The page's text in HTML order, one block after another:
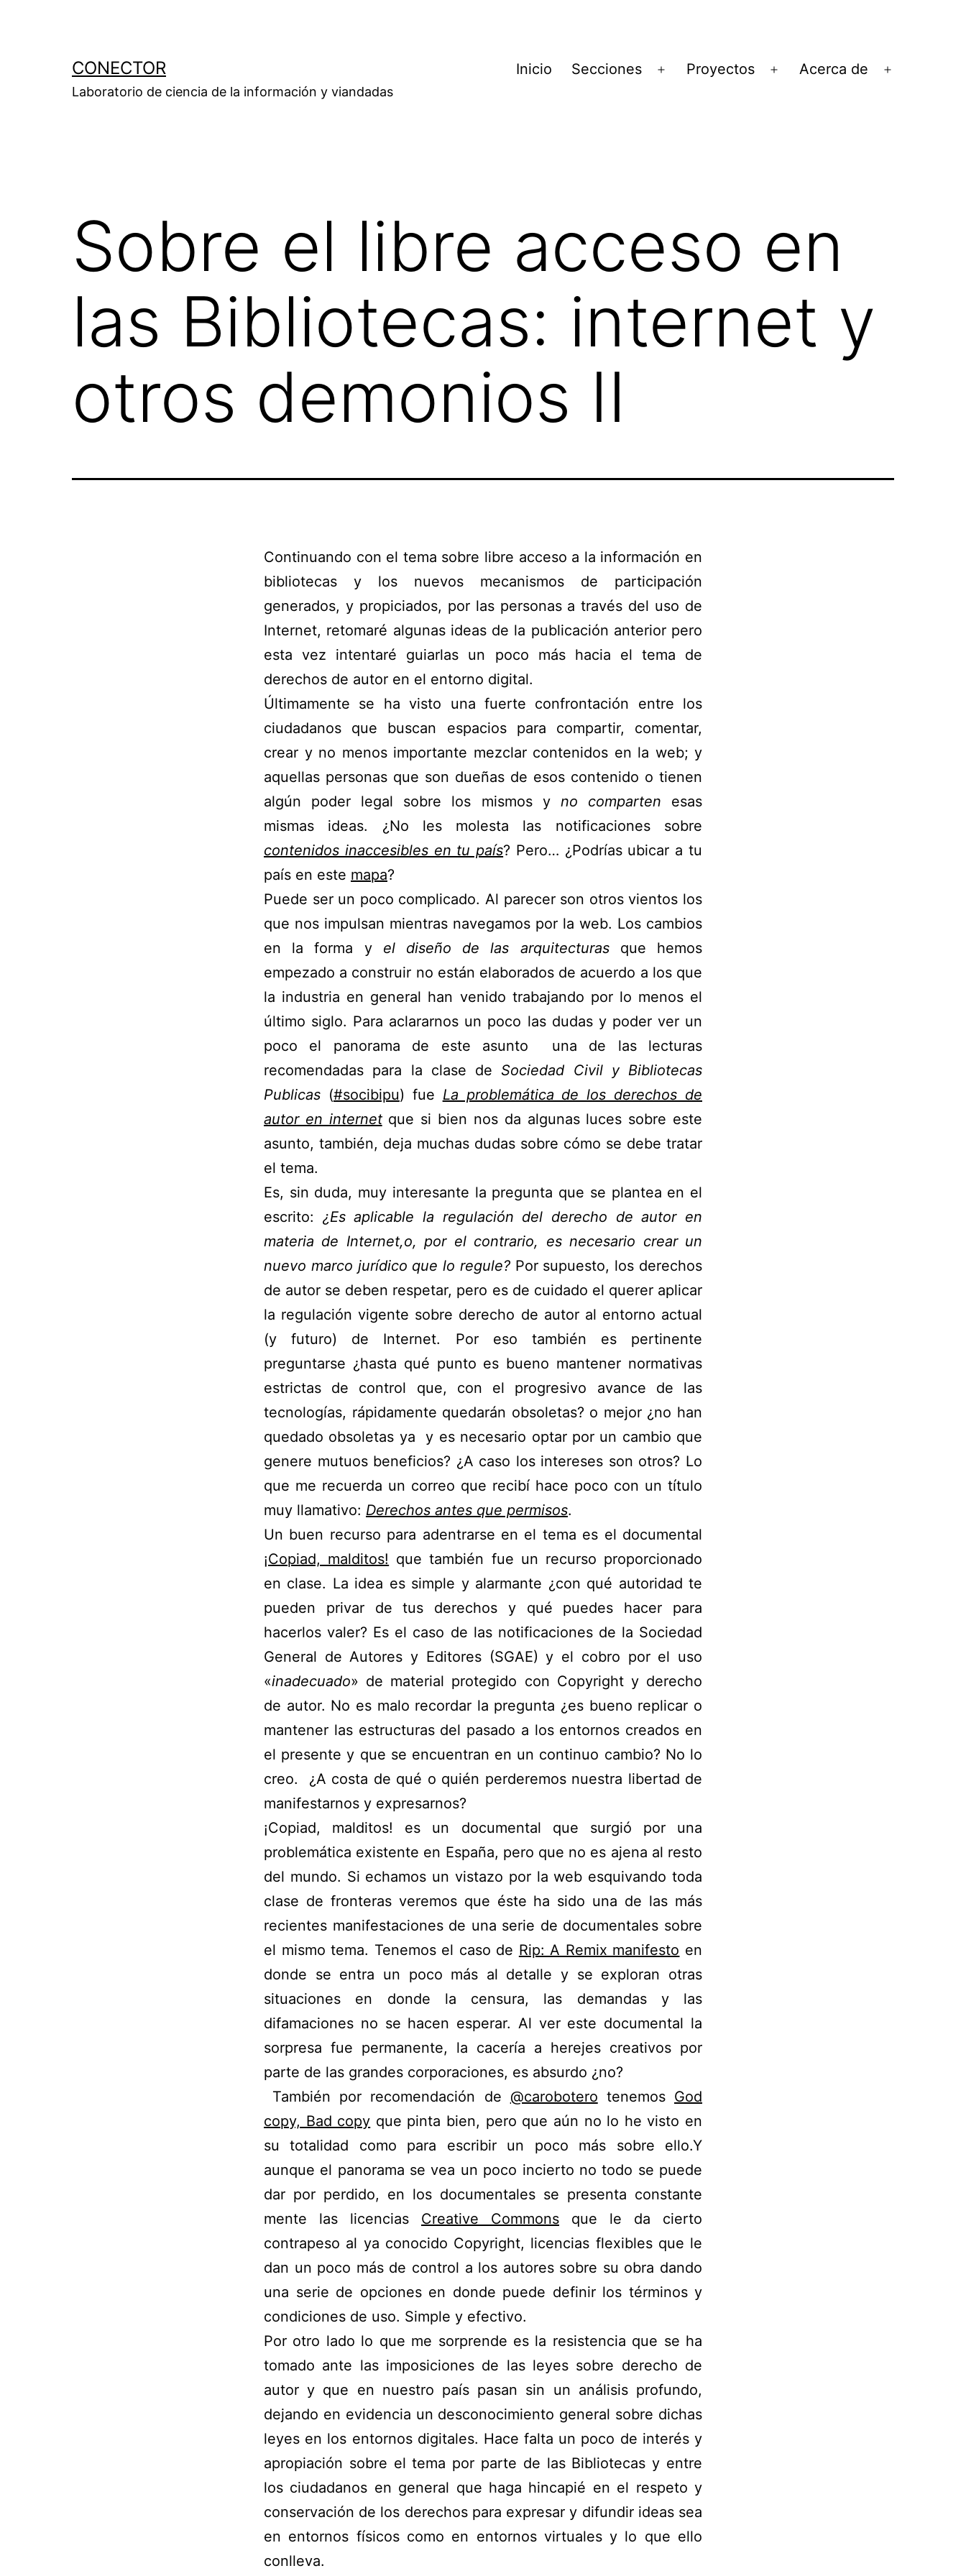
CONECTOR
Laboratorio de ciencia de la información y viandadas
Inicio Secciones
Abrir
Proyectos
Abrir
Acerca de
Sobre el libre acceso en
las Bibliotecas: internet y
otros demonios II
Continuando con el tema sobre libre acceso a la información en
bibliotecas y los nuevos mecanismos de participación
generados, y propiciados, por las personas a través del uso de
Internet, retomaré algunas ideas de la publicación anterior pero
esta vez intentaré guiarlas un poco más hacia el tema de
derechos de autor en el entorno digital.
Últimamente se ha visto una fuerte confrontación entre los
ciudadanos que buscan espacios para compartir, comentar,
crear y no menos importante mezclar contenidos en la web; y
aquellas personas que son dueñas de esos contenido o tienen
algún poder legal sobre los mismos y no comparten esas
mismas ideas. ¿No les molesta las notificaciones sobre
contenidos inaccesibles en tu país? Pero… ¿Podrías ubicar a tu
país en este mapa?
Puede ser un poco complicado. Al parecer son otros vientos los
que nos impulsan mientras navegamos por la web. Los cambios
en la forma y el diseño de las arquitecturasque hemos
empezado a construir no están elaborados de acuerdo a los que
la industria en general han venido trabajando por lo menos el
último siglo. Para aclararnos un poco las dudas y poder ver un
poco el panorama de este asunto una de las lecturas
recomendadas para la clase de Sociedad Civil y Bibliotecas
Publicas (#socibipu) fue La problemática de los derechos de
autor en internetque si bien nos da algunas luces sobre este
asunto, también, deja muchas dudas sobre cómo se debe tratar
el tema.
Es, sin duda, muy interesante la pregunta que se plantea en el
escrito: ¿Es aplicable la regulación del derecho de autor en
materia de Internet,o, por el contrario, es necesario crear un
nuevo marco jurídico que lo regule? Por supuesto, los derechos
de autor se deben respetar, pero es de cuidado el querer aplicar
la regulación vigente sobre derecho de autor al entorno actual
(y futuro) de Internet. Por eso también es pertinente
preguntarse ¿hasta qué punto es bueno mantener normativas
estrictas de control que, con el progresivo avance de las
tecnologías, rápidamente quedarán obsoletas? o mejor ¿no han
quedado obsoletas ya y es necesario optar por un cambio que
genere mutuos beneficios? ¿A caso los intereses son otros? Lo
que me recuerda un correo que recibí hace poco con un título
muy llamativo: Derechos antes que permisos.
Un buen recurso para adentrarse en el tema es el documental
¡Copiad, malditos! que también fue un recurso proporcionado
en clase. La idea es simple y alarmante ¿con qué autoridad te
pueden privar de tus derechos y qué puedes hacer para
hacerlos valer? Es el caso de las notificaciones de la Sociedad
General de Autores y Editores (SGAE) y el cobro por el uso
«inadecuado» de material protegido con Copyright y derecho
de autor. No es malo recordar la pregunta ¿es bueno replicar o
mantener las estructuras del pasado a los entornos creados en
el presente y que se encuentran en un continuo cambio? No lo
creo. ¿A costa de qué o quién perderemos nuestra libertad de
manifestarnos y expresarnos?
¡Copiad, malditos! es un documental que surgió por una
problemática existente en España, pero que no es ajena al resto
del mundo. Si echamos un vistazo por la web esquivando toda
clase de fronteras veremos que éste ha sido una de las más
recientes manifestaciones de una serie de documentales sobre
el mismo tema. Tenemos el caso de Rip: A Remix manifesto en
donde se entra un poco más al detalle y se exploran otras
situaciones en donde la censura, las demandas y las
difamaciones no se hacen esperar. Al ver este documental la
sorpresa fue permanente, la cacería a herejes creativos por
parte de las grandes corporaciones, es absurdo ¿no?
También por recomendación de @carobotero tenemos God
copy, Bad copy que pinta bien, pero que aún no lo he visto en
su totalidad como para escribir un poco más sobre ello.Y
aunque el panorama se vea un poco incierto no todo se puede
dar por perdido, en los documentales se presenta constante
mente las licencias Creative Commons que le da cierto
contrapeso al ya conocido Copyright, licencias flexibles que le
dan un poco más de control a los autores sobre su obra dando
una serie de opciones en donde puede definir los términos y
condiciones de uso. Simple y efectivo.
Por otro lado lo que me sorprende es la resistencia que se ha
tomado ante las imposiciones de las leyes sobre derecho de
autor y que en nuestro país pasan sin un análisis profundo,
dejando en evidencia un desconocimiento general sobre dichas
leyes en los entornos digitales. Hace falta un poco de interés y
apropiación sobre el tema por parte de las Bibliotecas y entre
los ciudadanos en general que haga hincapié en el respeto y
conservación de los derechos para expresar y difundir ideas sea
en entornos físicos como en entornos virtuales y lo que ello
conlleva.